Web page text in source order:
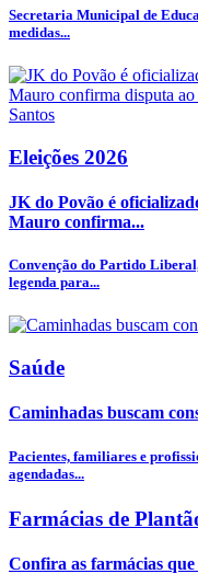
Secretaria Municipal de
medidas...
Eleições 2026
JK do Povão é
Mauro confirma...
Convenção do Partido
legenda para...
Saúde
Caminhadas buscam
Pacientes, familiares e
agendadas...
Farmácias de
Confira as farmácias